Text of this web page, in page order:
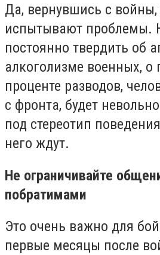
Да, вернувшись с
испытывают проблемы.
постоянно твердить об
алкоголизме военных,
проценте разводов,
с фронта, будет
под стереотип
него ждут.
Не ограничивайте
побратимами
Это очень важно для
первые месяцы после